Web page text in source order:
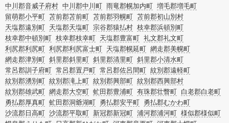
中川郡音威子府村 中川郡中川町 雨竜郡幌加内町 増毛郡増毛町
留萌郡小平町 苫前郡苫前町 苫前郡羽幌町 苫前郡初山別村
天塩郡遠別町 天塩郡天塩町 宗谷郡猿払村 枝幸郡浜頓別町
枝幸郡中頓別町 枝幸郡枝幸町 天塩郡豊富町 礼文郡礼文町
利尻郡利尻町 利尻郡利尻富士町 天塩郡幌延町 網走郡美幌町
網走郡津別町 斜里郡斜里町 斜里郡清里町 斜里郡小清水町
常呂郡訓子府町 常呂郡置戸町 常呂郡佐呂間町 紋別郡遠軽町
紋別郡湧別町 紋別郡滝上町 紋別郡興部町 紋別郡西興部村
紋別郡雄武町 網走郡大空町 虻田郡豊浦町 有珠郡壮瞥町 白老郡白老町
勇払郡厚真町 虻田郡洞爺湖町 勇払郡安平町 勇払郡むかわ町
沙流郡日高町 沙流郡平取町 新冠郡新冠町 浦河郡浦河町 様似郡様似町